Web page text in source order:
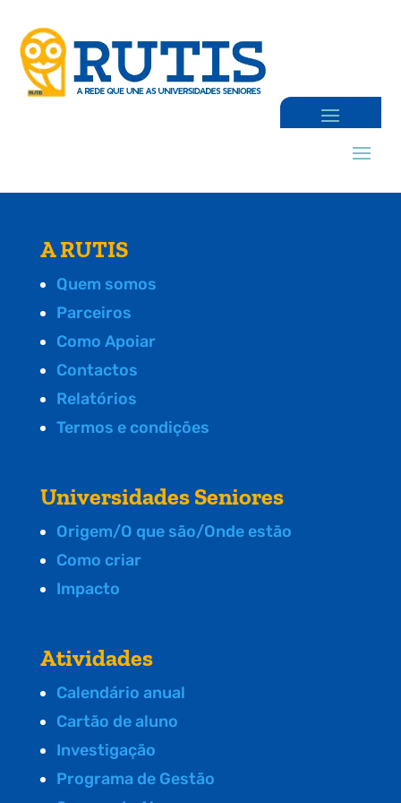
A RUTIS
Quem somos
Parceiros
Como Apoiar
Contactos
Relatórios
Termos e condições
Universidades Seniores
Origem/O que são/Onde estão
Como criar
Impacto
Atividades
Calendário anual
Cartão de aluno
Investigação
Programa de Gestão